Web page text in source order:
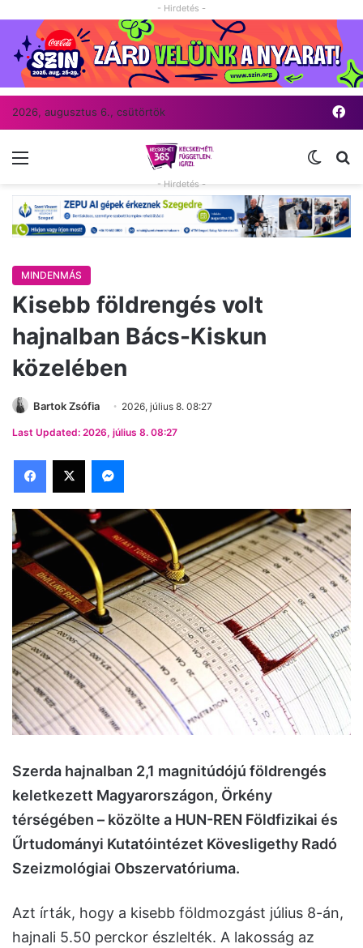
- Hirdetés -
2026, augusztus 6., csütörtök
Menü
- Hirdetés -
MINDENMÁS
Kisebb földrengés volt
hajnalban Bács-Kiskun
közelében
Bartok Zsófia 2026, július 8. 08:27
Last Updated: 2026, július 8. 08:27
Facebook
X Messenger
Szerda hajnalban 2,1 magnitúdójú földrengés
keletkezett Magyarországon, Örkény
térségében – közölte a HUN-REN Földfizikai és
Űrtudományi Kutatóintézet Kövesligethy Radó
Szeizmológiai Obszervatóriuma.
Azt írták, hogy a kisebb földmozgást július 8-án,
hajnali 5.50 perckor észlelték. A lakosság az